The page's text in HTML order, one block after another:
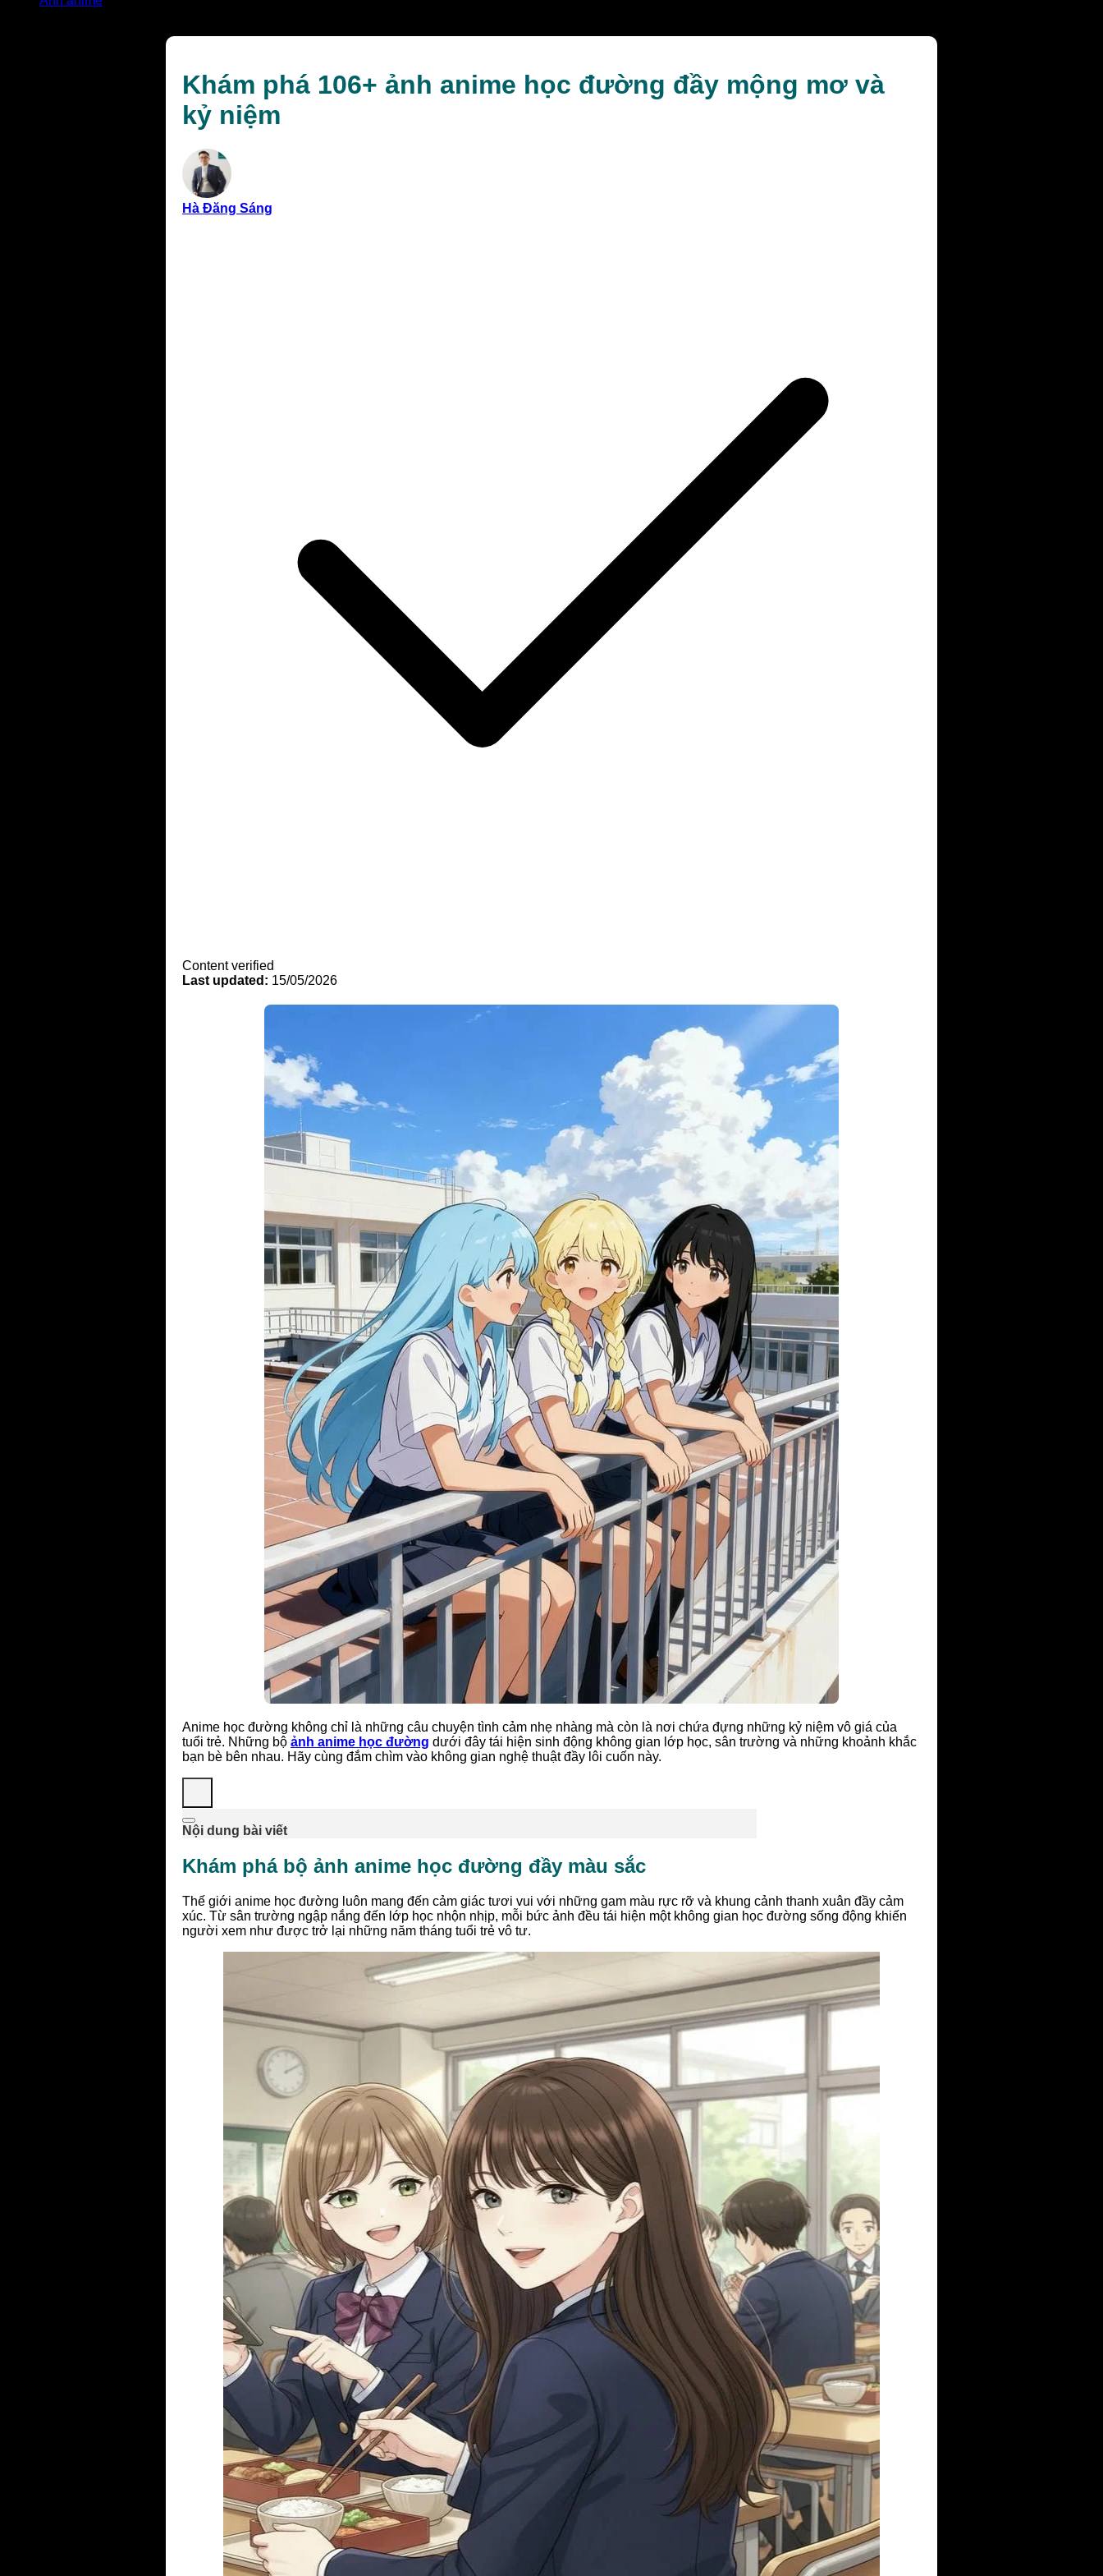
Khám phá 106+ ảnh anime học đường đầy mộng mơ và
kỷ niệm
Hà Đăng Sáng
Content verified
Last updated: 15/05/2026
Anime học đường không chỉ là những câu chuyện tình cảm nhẹ nhàng mà còn là nơi chứa đựng những kỷ niệm vô giá của
tuổi trẻ. Những bộ ảnh anime học đường dưới đây tái hiện sinh động không gian lớp học, sân trường và những khoảnh khắc
bạn bè bên nhau. Hãy cùng đắm chìm vào không gian nghệ thuật đầy lôi cuốn này.
Nội dung bài viết
Khám phá bộ ảnh anime học đường đầy màu sắc
Thế giới anime học đường luôn mang đến cảm giác tươi vui với những gam màu rực rỡ và khung cảnh thanh xuân đầy cảm
xúc. Từ sân trường ngập nắng đến lớp học nhộn nhịp, mỗi bức ảnh đều tái hiện một không gian học đường sống động khiến
người xem như được trở lại những năm tháng tuổi trẻ vô tư.